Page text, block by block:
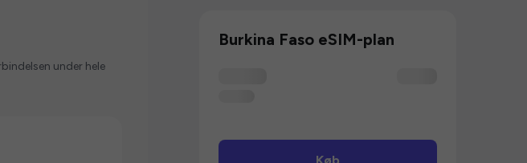
under hele
Burkina Faso eSIM-plan